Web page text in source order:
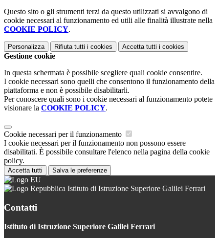
Questo sito o gli strumenti terzi da questo utilizzati si avvalgono di
cookie necessari al funzionamento ed utili alle finalità illustrate nella
COOKIE POLICY.
Personalizza Rifiuta tutti i cookies Accetta tutti i cookies
Gestione cookie
In questa schermata è possibile scegliere quali cookie consentire.
I cookie necessari sono quelli che consentono il funzionamento della
piattaforma e non è possibile disabilitarli.
Per conoscere quali sono i cookie necessari al funzionamento potete
visionare la COOKIE POLICY.
Cookie necessari per il funzionamento
I cookie necessari per il funzionamento non possono essere
disabilitati. È possibile consultare l'elenco nella pagina della cookie
policy.
Accetta tutti Salva le preferenze
Istituto di Istruzione Superiore Galilei Ferrari
Contatti
Istituto di Istruzione Superiore Galilei Ferrari